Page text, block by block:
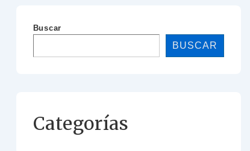
Buscar
BUSCAR
Categorías